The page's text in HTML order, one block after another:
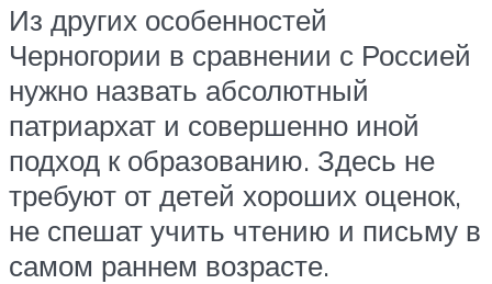
Из других особенностей
Черногории в сравнении с Россией
нужно назвать абсолютный
патриархат и совершенно иной
подход к образованию. Здесь не
требуют от детей хороших оценок,
не спешат учить чтению и письму в
самом раннем возрасте.